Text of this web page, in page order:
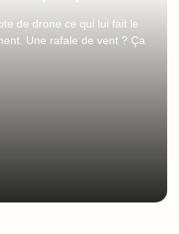
de drone ce qui lui fait le
Une rafale de vent ? Ça